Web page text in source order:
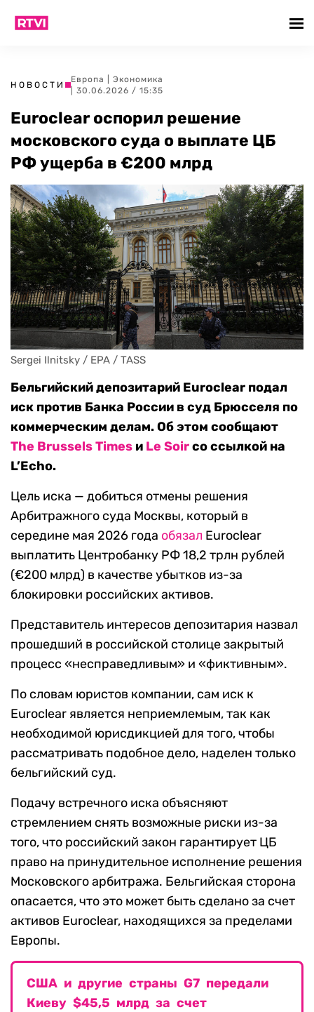
НОВОСТИ
Европа
Экономика
| 30.06.2026 / 15:35
Euroclear оспорил решение
московского суда о выплате ЦБ
РФ ущерба в €200 млрд
Sergei Ilnitsky / EPA / TASS
Бельгийский депозитарий Euroclear подал
иск против Банка России в суд Брюсселя по
коммерческим делам. Об этом сообщают
The Brussels Times и Le Soirсо ссылкой на
L’Echo.
Цель иска — добиться отмены решения
Арбитражного суда Москвы, который в
середине мая 2026 года обязал Euroclear
выплатить Центробанку РФ 18,2 трлн рублей
(€200 млрд) в качестве убытков из-за
блокировки российских активов.
Представитель интересов депозитария назвал
прошедший в российской столице закрытый
процесс «несправедливым» и «фиктивным».
По словам юристов компании, сам иск к
Euroclear является неприемлемым, так как
необходимой юрисдикцией для того, чтобы
рассматривать подобное дело, наделен только
бельгийский суд.
Подачу встречного иска объясняют
стремлением снять возможные риски из-за
того, что российский закон гарантирует ЦБ
право на принудительное исполнение решения
Московского арбитража. Бельгийская сторона
опасается, что это может быть сделано за счет
активов Euroclear, находящихся за пределами
Европы.
США и другие страны G7 передали
Киеву $45,5 млрд за счет